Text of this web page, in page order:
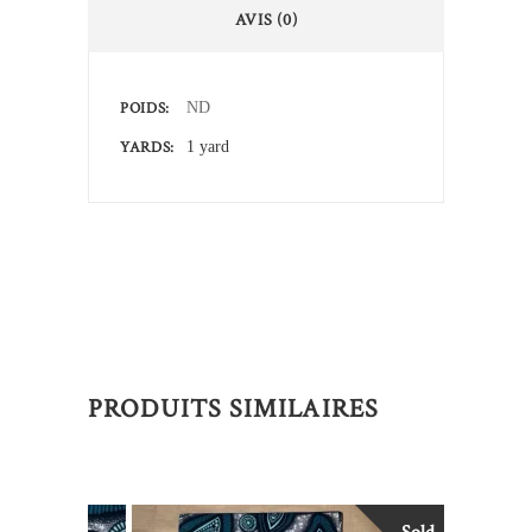
AVIS (0)
POIDS ND
YARDS 1 yard
PRODUITS SIMILAIRES